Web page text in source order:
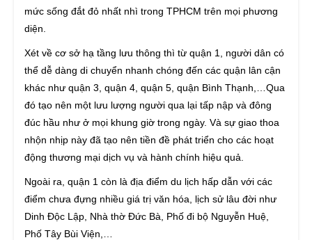
mức sống đắt đỏ nhất nhì trong TPHCM trên mọi phương
diện.
Xét về cơ sở hạ tầng lưu thông thì từ quận 1, người dân có
thể dễ dàng di chuyển nhanh chóng đến các quận lân cận
khác như quận 3, quận 4, quận 5, quận Bình Thạnh,…Qua
đó tạo nên một lưu lượng người qua lại tấp nập và đông
đúc hầu như ở mọi khung giờ trong ngày. Và sự giao thoa
nhộn nhịp này đã tạo nên tiền đề phát triển cho các hoạt
động thương mại dịch vụ và hành chính hiệu quả.
Ngoài ra, quận 1 còn là địa điểm du lịch hấp dẫn với các
điểm chưa đựng nhiều giá trị văn hóa, lịch sử lâu đời như
Dinh Độc Lập, Nhà thờ Đức Bà, Phố đi bộ Nguyễn Huệ,
Phố Tây Bùi Viện,…